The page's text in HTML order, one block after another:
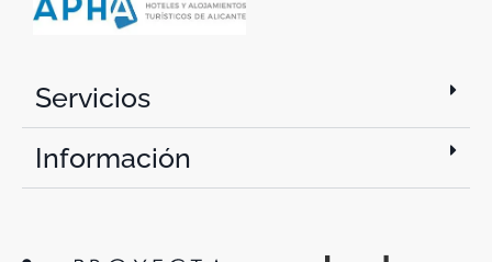
Servicios
Información